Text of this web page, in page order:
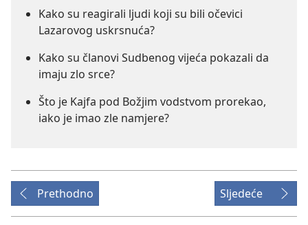
Kako su reagirali ljudi koji su bili očevici
Lazarovog uskrsnuća?
Kako su članovi Sudbenog vijeća pokazali da
imaju zlo srce?
Što je Kajfa pod Božjim vodstvom prorekao,
iako je imao zle namjere?
Prethodno Sljedeće